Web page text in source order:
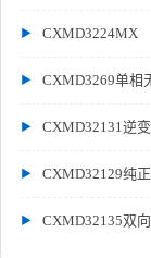
CXMD3224MX
CXMD3269单相
CXMD32131逆
CXMD32129纯
CXMD32135双